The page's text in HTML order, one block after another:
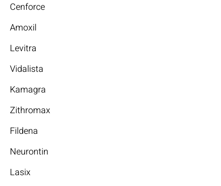
Cenforce
Amoxil
Levitra
Vidalista
Kamagra
Zithromax
Fildena
Neurontin
Lasix